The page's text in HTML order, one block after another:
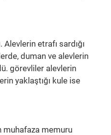
etrafı sardığı
duman ve alevlerin
görevliler alevlerin
yaklaştığı kule ise
muhafaza memuru